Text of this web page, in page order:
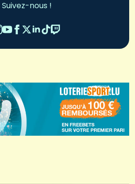
Suivez-nous !